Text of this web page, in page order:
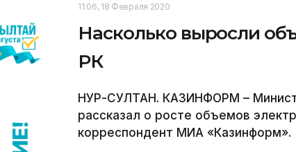
11:06, 18 Февраля 2020
Насколько выросли
РК
НУР-СУЛТАН. КАЗИНФОРМ –
рассказал о росте объемов
корреспондент МИА «Казинформ».